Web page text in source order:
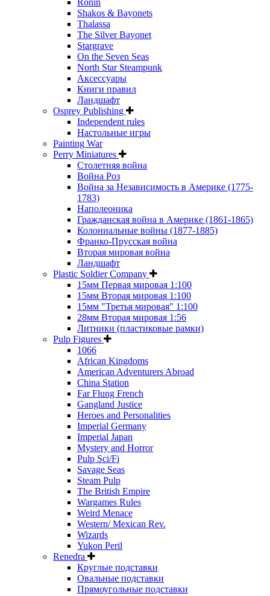
Ronin
Shakos & Bayonets
Thalassa
The Silver Bayonet
Stargrave
On the Seven Seas
North Star Steampunk
Аксессуары
Книги правил
Ландшафт
Osprey Publishing
Independent rules
Настольные игры
Painting War
Perry Miniatures
Столетняя война
Война Роз
Война за Независимость в Америке (1775-
1783)
Наполеоника
Гражданская война в Америке (1861-1865)
Колониальные войны (1877-1885)
Франко-Прусская война
Вторая мировая война
Ландшафт
Plastic Soldier Company
15мм Первая мировая 1:100
15мм Вторая мировая 1:100
15мм "Третья мировая" 1:100
28мм Вторая мировая 1:56
Литники (пластиковые рамки)
Pulp Figures
1066
African Kingdoms
American Adventurers Abroad
China Station
Far Flung French
Gangland Justice
Heroes and Personalities
Imperial Germany
Imperial Japan
Mystery and Horror
Pulp Sci/Fi
Savage Seas
Steam Pulp
The British Empire
Wargames Rules
Weird Menace
Western/ Mexican Rev.
Wizards
Yukon Peril
Renedra
Круглые подставки
Овальные подставки
Прямоугольные подставки